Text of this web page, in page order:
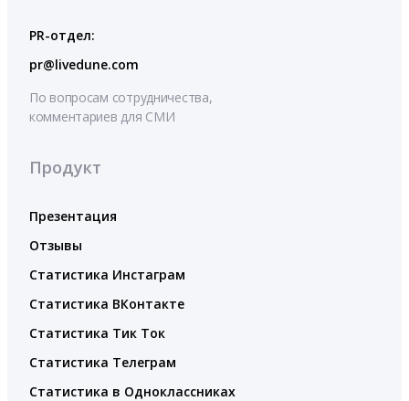
PR-отдел:
pr@livedune.com
По вопросам сотрудничества,
комментариев для СМИ
Продукт
Презентация
Отзывы
Статистика Инстаграм
Статистика ВКонтакте
Статистика Тик Ток
Статистика Телеграм
Статистика в Одноклассниках